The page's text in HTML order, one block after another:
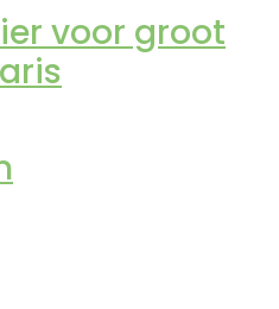
voor groot